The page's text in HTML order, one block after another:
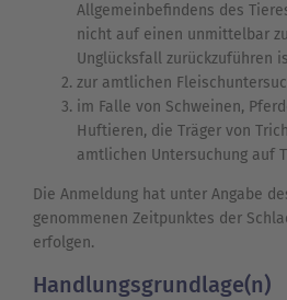
Allgemeinbefindens des
nicht auf einen unmittelbar
Unglücksfall zurückzuführen
zur amtlichen
im Falle von Schweinen,
Huftieren, die Träger von
amtlichen Untersuchung auf
Die Anmeldung hat unter Angabe
genommenen Zeitpunktes der
erfolgen.
Handlungsgrundlage(n)